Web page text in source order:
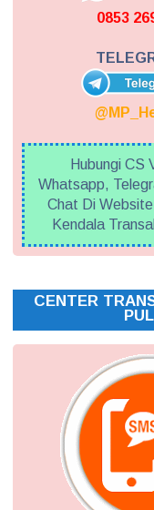
0853
Hubungi CS
Whatsapp,
Chat Di
Kendala
CENTER